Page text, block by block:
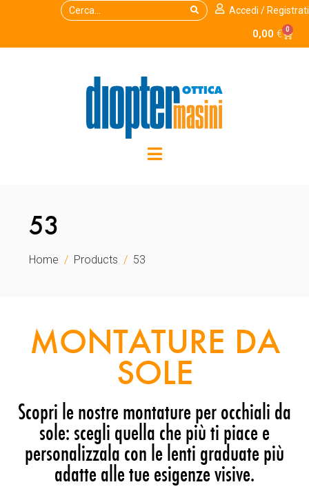
Accedi / Registrati
0,00 € 0
53
Home Products 53
MONTATURE DA
SOLE
Scopri le nostre montature per occhiali da
sole: scegli quella che più ti piace e
personalizzala con le lenti graduate più
adatte alle tue esigenze visive.